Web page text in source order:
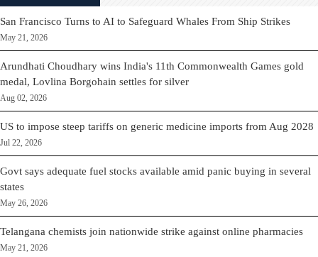
San Francisco Turns to AI to Safeguard Whales From Ship Strikes
May 21, 2026
Arundhati Choudhary wins India's 11th Commonwealth Games gold
medal, Lovlina Borgohain settles for silver
Aug 02, 2026
US to impose steep tariffs on generic medicine imports from Aug 2028
Jul 22, 2026
Govt says adequate fuel stocks available amid panic buying in several
states
May 26, 2026
Telangana chemists join nationwide strike against online pharmacies
May 21, 2026